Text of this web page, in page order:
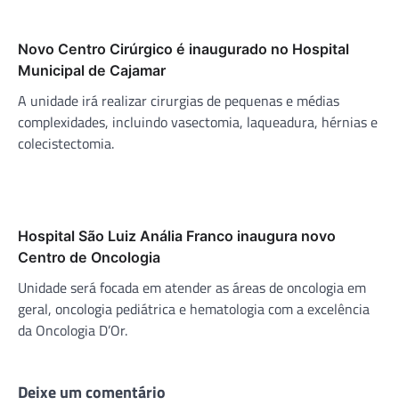
Novo Centro Cirúrgico é inaugurado no Hospital
Municipal de Cajamar
A unidade irá realizar cirurgias de pequenas e médias
complexidades, incluindo vasectomia, laqueadura, hérnias e
colecistectomia.
Hospital São Luiz Anália Franco inaugura novo
Centro de Oncologia
Unidade será focada em atender as áreas de oncologia em
geral, oncologia pediátrica e hematologia com a excelência
da Oncologia D’Or.
Deixe um comentário